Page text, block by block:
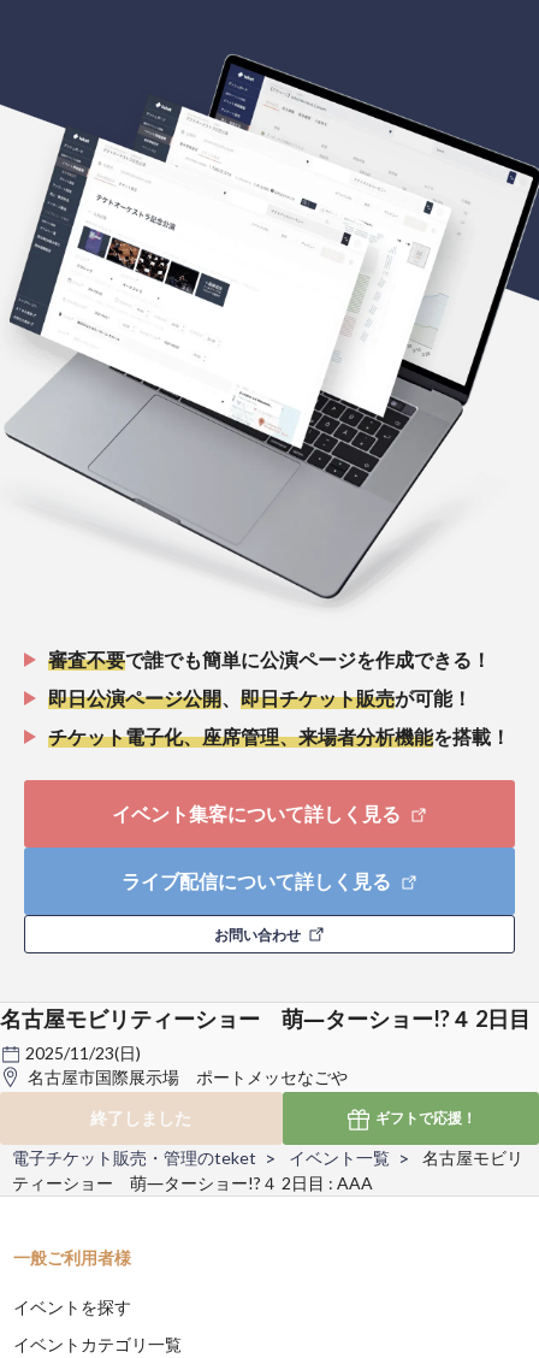
審査不要で誰でも簡単に公演ページを作成できる！
即日公演ページ公開
即日チケット販売が可能！
チケット電子化、座席管理、来場者分析機能を搭載！
イベント集客について詳しく見る
ライブ配信について詳しく見る
お問い合わせ
名古屋モビリティーショー 萌―ターショー!?４ 2日目
2025/11/23(日)
名古屋市国際展示場 ポートメッセなごや
終了しました
ギフトで応援！
電子チケット販売・管理のteket イベント一覧
名古屋モビリ
ティーショー 萌―ターショー!?４ 2日目 : AAA
一般ご利用者様
イベントを探す
イベントカテゴリ一覧